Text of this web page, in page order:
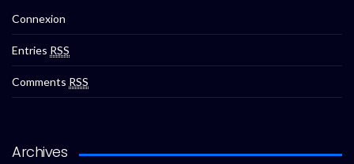
Connexion
Entries RSS
Comments RSS
Archives